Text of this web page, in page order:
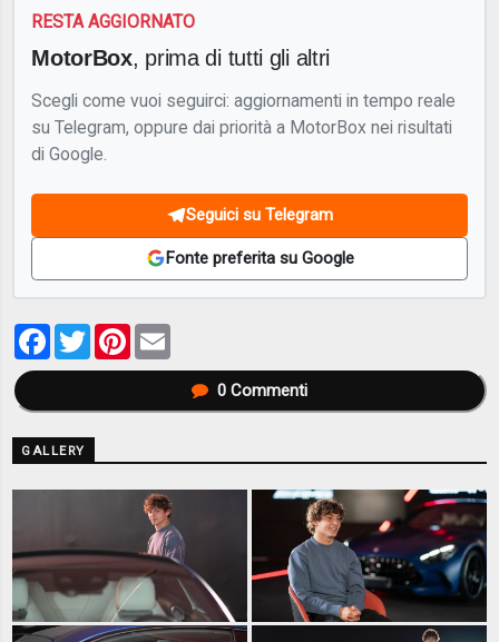
RESTA AGGIORNATO
MotorBox, prima di tutti gli altri
Scegli come vuoi seguirci: aggiornamenti in tempo reale
su Telegram, oppure dai priorità a MotorBox nei risultati
di Google.
Seguici su Telegram
Fonte preferita su Google
Facebook
TwitterPinterest
0Commenti
GALLERY